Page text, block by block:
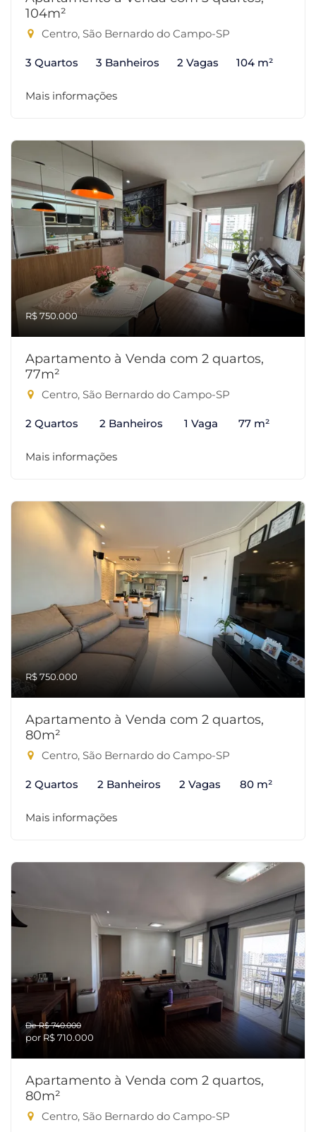
104m²
Centro, São Bernardo do Campo-SP
3 Quartos 3 Banheiros 2 Vagas 104 m²
Mais informações
R$ 750.000
Apartamento à Venda com 2 quartos,
77m²
Centro, São Bernardo do Campo-SP
2 Quartos 2 Banheiros 1 Vaga 77 m²
Mais informações
R$ 750.000
Apartamento à Venda com 2 quartos,
80m²
Centro, São Bernardo do Campo-SP
2 Quartos 2 Banheiros 2 Vagas 80 m²
Mais informações
De R$ 740.000
por R$ 710.000
Apartamento à Venda com 2 quartos,
80m²
Centro, São Bernardo do Campo-SP